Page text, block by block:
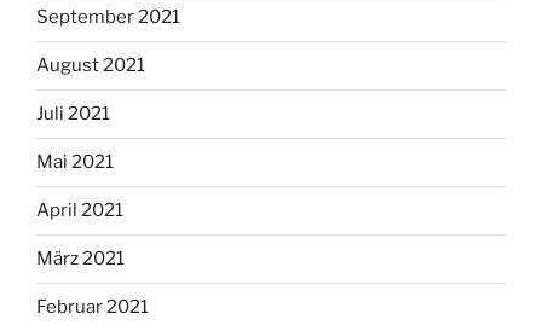
September 2021
August 2021
Juli 2021
Mai 2021
April 2021
März 2021
Februar 2021